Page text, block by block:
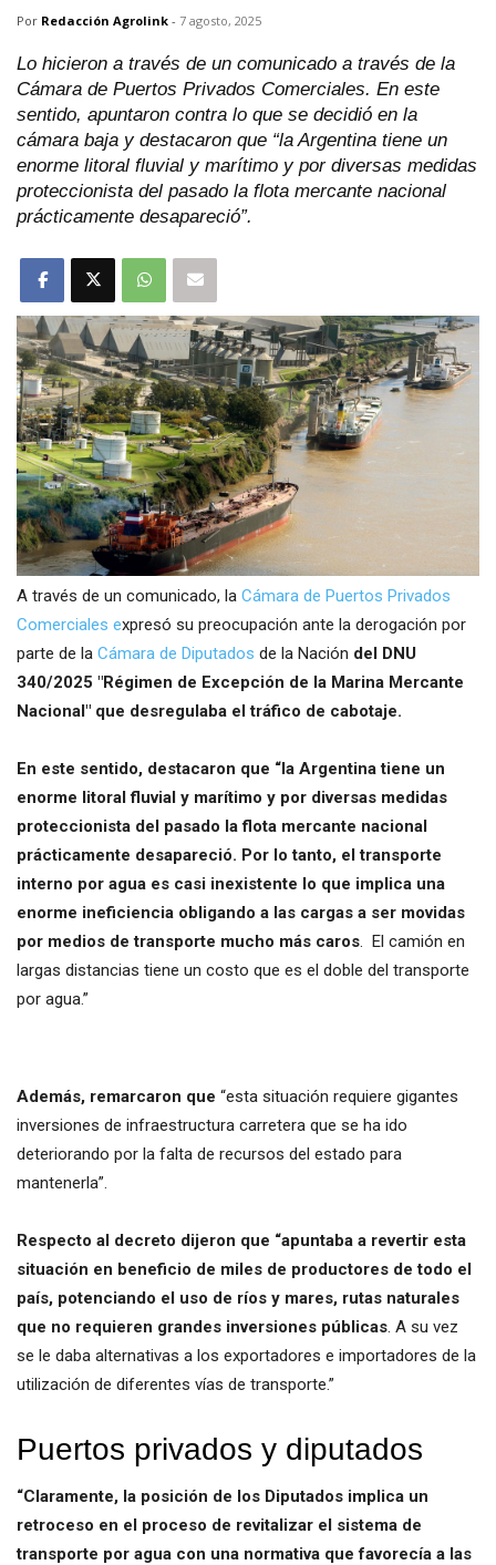
Por Redacción Agrolink - 7 agosto, 2025
Lo hicieron a través de un comunicado a través de la
Cámara de Puertos Privados Comerciales. En este
sentido, apuntaron contra lo que se decidió en la
cámara baja y destacaron que “la Argentina tiene un
enorme litoral fluvial y marítimo y por diversas medidas
proteccionista del pasado la flota mercante nacional
prácticamente desapareció”.
A través de un comunicado, la Cámara de Puertos Privados
Comerciales expresó su preocupación ante la derogación por
parte de la Cámara de Diputados de la Nación del DNU
340/2025 "Régimen de Excepción de la Marina Mercante
Nacional" que desregulaba el tráfico de cabotaje.
En este sentido, destacaron que “la Argentina tiene un
enorme litoral fluvial y marítimo y por diversas medidas
proteccionista del pasado la flota mercante nacional
prácticamente desapareció. Por lo tanto, el transporte
interno por agua es casi inexistente lo que implica una
enorme ineficiencia obligando a las cargas a ser movidas
por medios de transporte mucho más caros. El camión en
largas distancias tiene un costo que es el doble del transporte
por agua.”
Además, remarcaron que “esta situación requiere gigantes
inversiones de infraestructura carretera que se ha ido
deteriorando por la falta de recursos del estado para
mantenerla”.
Respecto al decreto dijeron que “apuntaba a revertir esta
situación en beneficio de miles de productores de todo el
país, potenciando el uso de ríos y mares, rutas naturales
que no requieren grandes inversiones públicas. A su vez
se le daba alternativas a los exportadores e importadores de la
utilización de diferentes vías de transporte.”
Puertos privados y diputados
“Claramente, la posición de los Diputados implica un
retroceso en el proceso de revitalizar el sistema de
transporte por agua con una normativa que favorecía a las